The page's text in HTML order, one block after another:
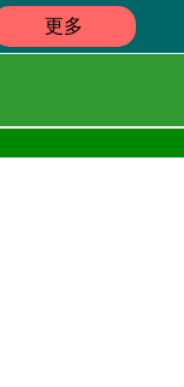
更多